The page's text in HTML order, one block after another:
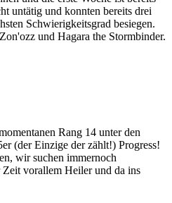
untätig und konnten bereits drei
Schwierigkeitsgrad besiegen.
und Hagara the Stormbinder.
Rang 14 unter den
(der Einzige der zählt!) Progress!
wir suchen immernoch
Zeit vorallem Heiler und da ins